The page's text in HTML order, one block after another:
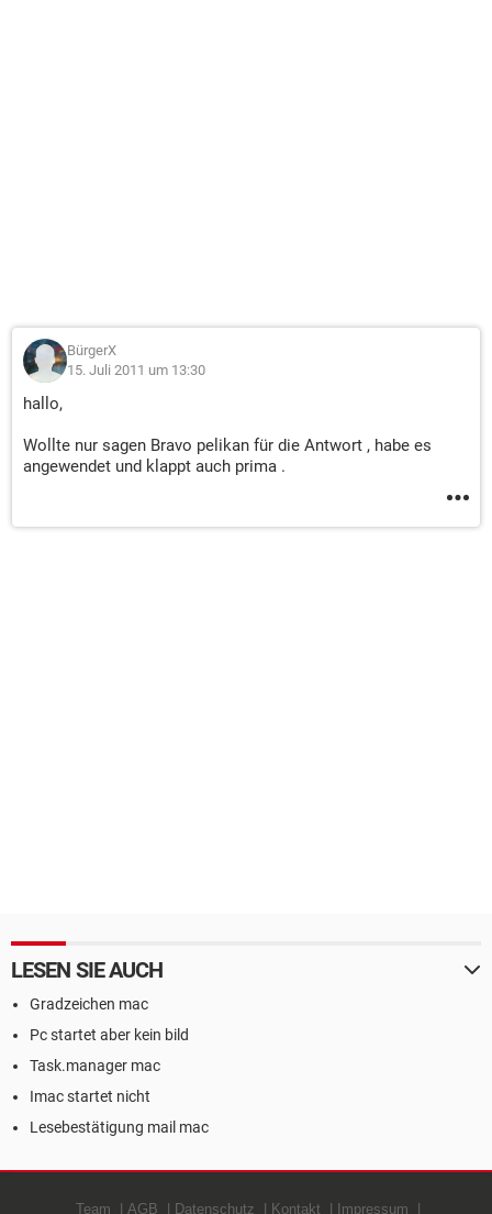
BürgerX
15. Juli 2011 um 13:30
hallo,
Wollte nur sagen Bravo pelikan für die Antwort , habe es
angewendet und klappt auch prima .
LESEN SIE AUCH
Gradzeichen mac
Pc startet aber kein bild
Task.manager mac
Imac startet nicht
Lesebestätigung mail mac
Team AGB Datenschutz Kontakt Impressum